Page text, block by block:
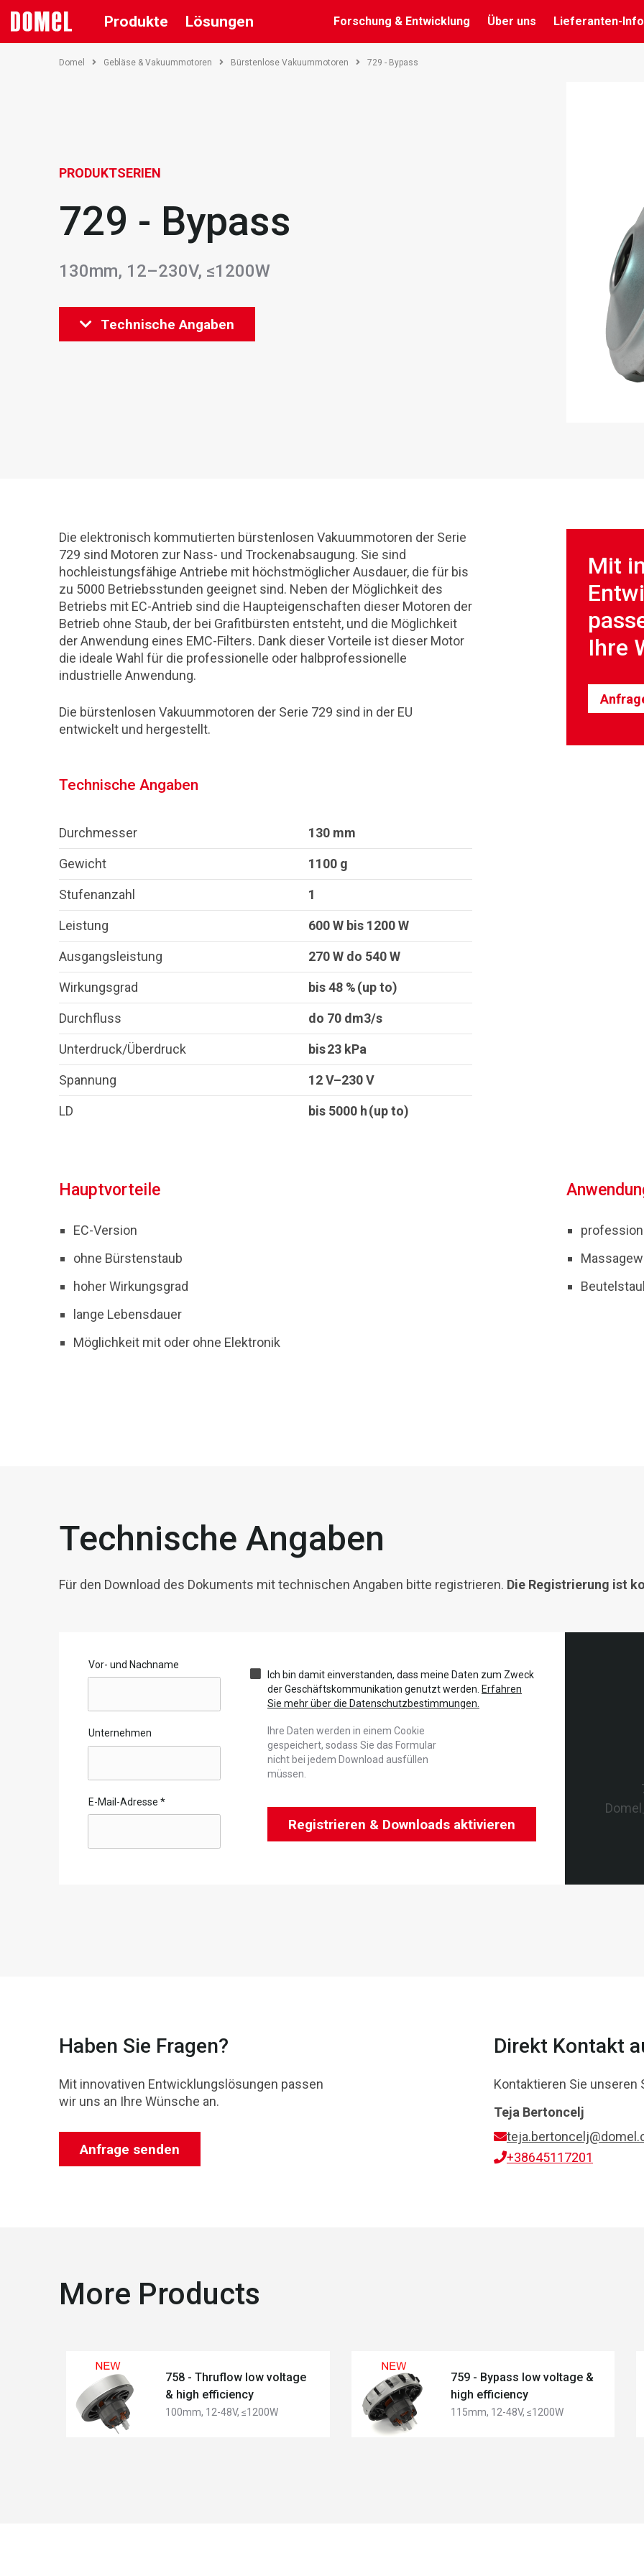
Produkte Lösungen Forschung & Entwicklung Über uns Lieferanten-Info
Domel Gebläse & Vakuummotoren Bürstenlose Vakuummotoren 729 - Bypass
PRODUKTSERIEN
729 - Bypass
130mm, 12–230V, ≤1200W
Technische Angaben
Die elektronisch kommutierten bürstenlosen Vakuummotoren der Serie
729 sind Motoren zur Nass- und Trockenabsaugung. Sie sind
hochleistungsfähige Antriebe mit höchstmöglicher Ausdauer, die für bis
zu 5000 Betriebsstunden geeignet sind. Neben der Möglichkeit des
Betriebs mit EC-Antrieb sind die Haupteigenschaften dieser Motoren der
Betrieb ohne Staub, der bei Grafitbürsten entsteht, und die Möglichkeit
der Anwendung eines EMC-Filters. Dank dieser Vorteile ist dieser Motor
die ideale Wahl für die professionelle oder halbprofessionelle
industrielle Anwendung.
Die bürstenlosen Vakuummotoren der Serie 729 sind in der EU
entwickelt und hergestellt.
Technische Angaben
Durchmesser 130 mm
Gewicht 1100 g
Stufenanzahl 1
Leistung 600 W bis 1200 W
Ausgangsleistung 270 W do 540 W
Wirkungsgrad bis 48 % (up to)
Durchfluss do 70 dm3/s
Unterdruck/Überdruck bis 23 kPa
Spannung 12 V–230 V
LD bis 5000 h (up to)
Mit
Ihre
Hauptvorteile
EC-Version
ohne Bürstenstaub
hoher Wirkungsgrad
lange Lebensdauer
Möglichkeit mit oder ohne Elektronik
Technische Angaben
Für den Download des Dokuments mit technischen Angaben bitte registrieren. Die Registrierung ist
Vor- und Nachname
Unternehmen
E-Mail-Adresse *
Ich bin damit einverstanden, dass meine Daten zum Zweck
der Geschäftskommunikation genutzt werden. Erfahren
Sie mehr über die Datenschutzbestimmungen.
Ihre Daten werden in einem Cookie
gespeichert, sodass Sie das Formular
nicht bei jedem Download ausfüllen
müssen.
Registrieren & Downloads aktivieren
Haben Sie Fragen?
Mit innovativen Entwicklungslösungen passen
wir uns an Ihre Wünsche an.
Anfrage senden
Direkt Kontakt
Kontaktieren Sie unseren
Teja Bertoncelj
+38645117201
More Products
758 - Thruflow low voltage
& high efficiency
100mm, 12-48V, ≤1200W
759 - Bypass low voltage &
high efficiency
115mm, 12-48V, ≤1200W